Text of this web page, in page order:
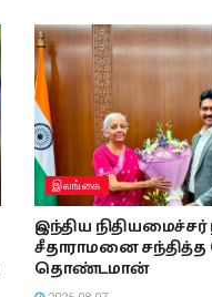
இலங்கை
இந்திய நிதியமைச்சர்
சீதாராமனை சந்தித்த
தொண்டமான்